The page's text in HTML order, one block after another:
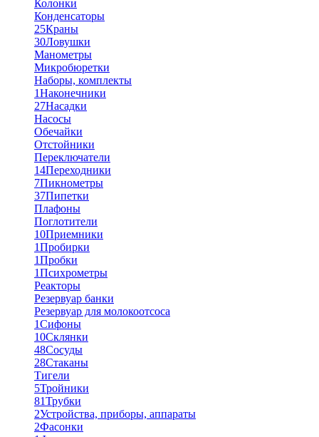
Колонки
Конденсаторы
25Краны
30Ловушки
Манометры
Микробюретки
Наборы, комплекты
1Наконечники
27Насадки
Насосы
Обечайки
Отстойники
Переключатели
14Переходники
7Пикнометры
37Пипетки
Плафоны
Поглотители
10Приемники
1Пробирки
1Пробки
1Психрометры
Реакторы
Резервуар банки
Резервуар для молокоотсоса
1Сифоны
10Склянки
48Сосуды
28Стаканы
Тигели
5Тройники
81Трубки
2Устройства, приборы, аппараты
2Фасонки